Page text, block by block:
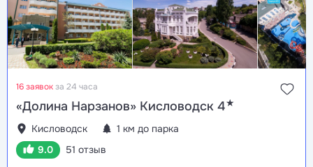
16 заявокза 24 часа
«Долина Нарзанов» Кисловодск 4★
Кисловодск
1 км до парка
9.0
51 отзыв